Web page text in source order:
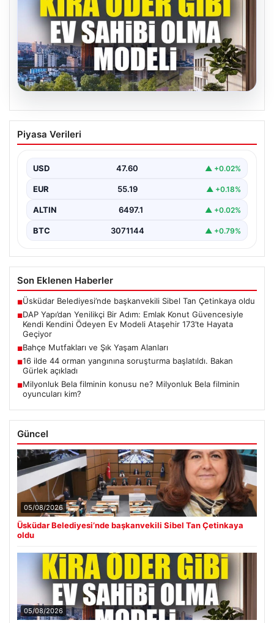
05.08.2026
DAP Yapı’dan Yenilikçi Bir Adım: Emlak
Konut Güvencesiyle Kendi Kendini
Hayata Geçiyor
Gayrimenkul sektöründe prestijli ve yenilikçi
projeleriyle tanınan DAP Gayrimenkul Geliştirme, dikkat
çekici bir adım…
Piyasa Verileri
USD 47.60 ▲ +0.02%
EUR 55.19 ▲ +0.18%
ALTIN 6497.1 ▲ +0.02%
BTC 3071144 ▲ +0.79%
Son Eklenen Haberler
■Üsküdar Belediyesi’nde başkanvekili Sibel Tan Çetinkaya oldu
■DAP Yapı’dan Yenilikçi Bir Adım: Emlak Konut Güvencesiyle
Kendi Kendini Ödeyen Ev Modeli Ataşehir 173’te Hayata
Geçiyor
■Bahçe Mutfakları ve Şık Yaşam Alanları
■16 ilde 44 orman yangınına soruşturma başlatıldı. Bakan
Gürlek açıkladı
■Milyonluk Bela filminin konusu ne? Milyonluk Bela filminin
oyuncuları kim?
Güncel
05/08/2026
Üsküdar Belediyesi’nde başkanvekili Sibel Tan Çetinkaya
oldu
05/08/2026